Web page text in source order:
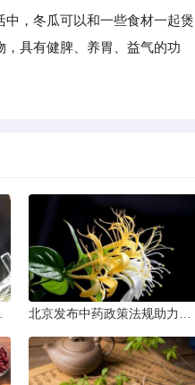
，冬瓜可以和一些食材一起煲
具有健脾、养胃、益气的功